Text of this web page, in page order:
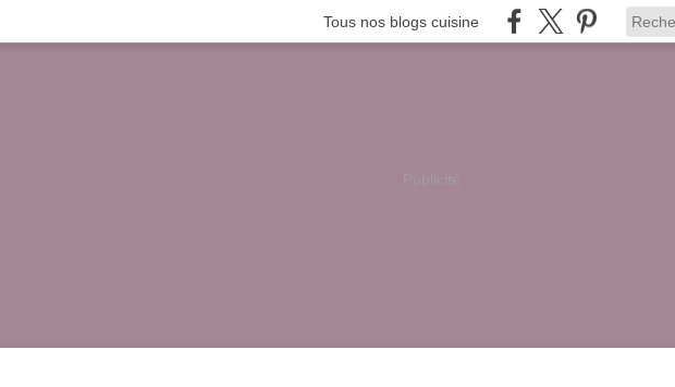
Tous nos blogs cuisine
Publicité